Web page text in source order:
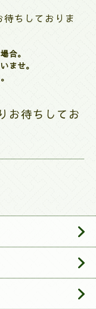
ちしておりま
合。
ませ。
お待ちしてお